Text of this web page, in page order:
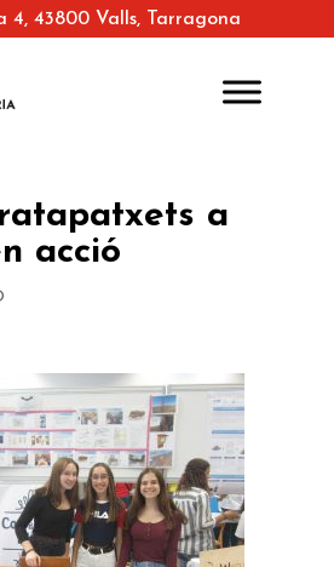
4, 43800 Valls, Tarragona
a
acció